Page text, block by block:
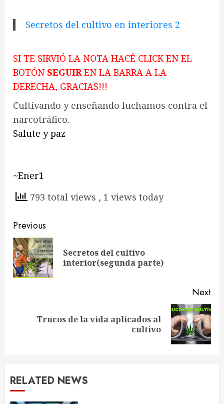
Secretos del cultivo en interiores 2
SI TE SIRVIÓ LA NOTA HACÉ CLICK EN EL
BOTÓN SEGUIREN LA BARRA A LA
DERECHA, GRACIAS!!!
Cultivando y enseñando luchamos contra el
narcotráfico.
Salute y paz
~Ener1
793 total views , 1 views today
Continue
Reading
Previous
Secretos del cultivo
interior(segunda parte)
Next
Trucos de la vida aplicados al
cultivo
RELATED NEWS